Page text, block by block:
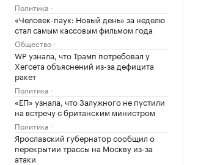
Политика
«Человек-паук: Новый день» за неделю
стал самым кассовым фильмом года
Общество
WP узнала, что Трамп потребовал у
Хегсета объяснений из-за дефицита
ракет
Политика
«ЕП» узнала, что Залужного не пустили
на встречу с британским министром
Политика
Ярославский губернатор сообщил о
перекрытии трассы на Москву из-за
атаки